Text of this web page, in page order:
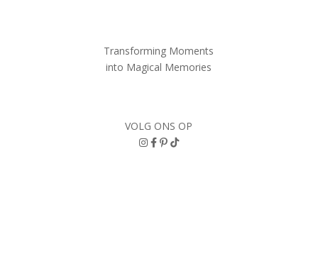
Transforming Moments
into Magical Memories
VOLG ONS OP